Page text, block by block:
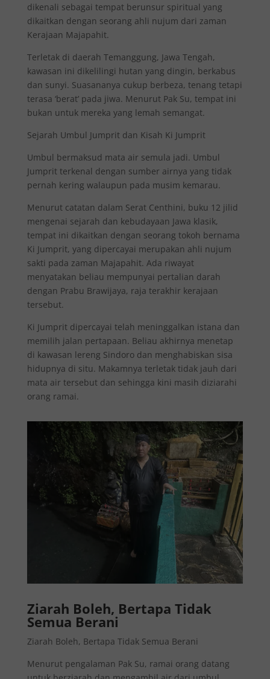
dikenali sebagai tempat berunsur spiritual yang
dikaitkan dengan seorang ahli nujum dari zaman
Kerajaan Majapahit.
Terletak di daerah Temanggung, Jawa Tengah,
kawasan ini dikelilingi hutan yang dingin, berkabus
dan sunyi. Suasananya cukup berbeza, tenang tetapi
terasa ‘berat’ pada jiwa. Menurut Pak Su, tempat ini
bukan untuk mereka yang lemah semangat.
Sejarah Umbul Jumprit dan Kisah Ki Jumprit
Umbul bermaksud mata air semula jadi. Umbul
Jumprit terkenal dengan sumber airnya yang tidak
pernah kering walaupun pada musim kemarau.
Menurut catatan dalam Serat Centhini, buku 12 jilid
mengenai sejarah dan kebudayaan Jawa klasik,
tempat ini dikaitkan dengan seorang tokoh bernama
Ki Jumprit, yang dipercayai merupakan ahli nujum
sakti pada zaman Majapahit. Ada riwayat
menyatakan beliau mempunyai pertalian darah
dengan Prabu Brawijaya, raja terakhir kerajaan
tersebut.
Ki Jumprit dipercayai telah meninggalkan istana dan
memilih jalan pertapaan. Beliau akhirnya menetap
di kawasan lereng Sindoro dan menghabiskan sisa
hidupnya di situ. Makamnya terletak tidak jauh dari
mata air tersebut dan sehingga kini masih diziarahi
orang ramai.
Ziarah Boleh, Bertapa Tidak
Semua Berani
Ziarah Boleh, Bertapa Tidak Semua Berani
Menurut pengalaman Pak Su, ramai orang datang